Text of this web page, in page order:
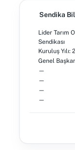
Sendika
Lider Tarım
Sendikası
Kuruluş Yılı:
Genel
—
—
—
—